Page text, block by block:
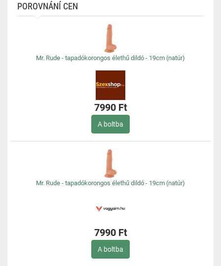
POROVNÁNÍ CEN
Mr. Rude - tapadókorongos élethű dildó - 19cm (natúr)
7990 Ft
A boltba
Mr. Rude - tapadókorongos élethű dildó - 19cm (natúr)
7990 Ft
A boltba